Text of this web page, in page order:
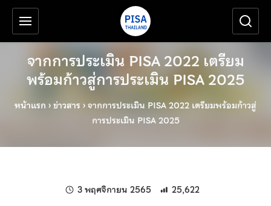
ข้ามไปยังเนื้อหาหลัก
เครื่องมือช่วยเหลือ
จากการประเมิน PISA 2022 เตรียม
พร้อมก้าวสู่การประเมิน PISA 2025
หน้าแรก ›ข่าวสาร›จากการประเมิน PISA 2022 เตรียมพร้อมก้าวสู่
การประเมิน PISA 2025
3 พฤศจิกายน 2565 แก้ไขล่าสุดเมื่อ:
25,622